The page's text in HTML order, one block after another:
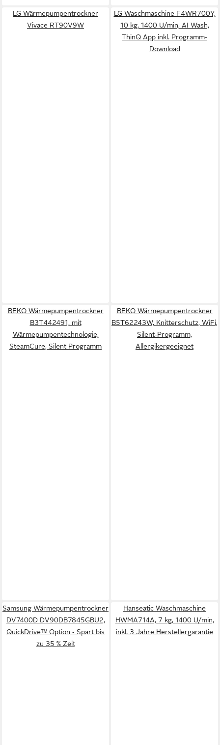
LG Wärmepumpentrockner
Vivace RT90V9W
LG Waschmaschine F4WR700Y,
10 kg, 1400 U/min, AI Wash,
ThinQ App inkl. Programm-
Download
BEKO Wärmepumpentrockner
B3T442491, mit
Wärmepumpentechnologie,
SteamCure, Silent Programm
BEKO Wärmepumpentrockner
B5T62243W, Knitterschutz, WiFi,
Silent-Programm,
Allergikergeeignet
Samsung Wärmepumpentrockner
DV7400D DV90DB7845GBU2,
QuickDriveᵀᴹ Option ‑ Spart bis
zu 35 % Zeit
Hanseatic Waschmaschine
HWMA714A, 7 kg, 1400 U/min,
inkl. 3 Jahre Herstellergarantie